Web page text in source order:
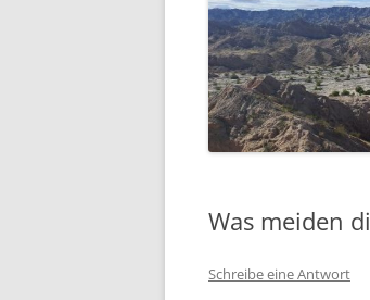
Was meiden
Schreibe eine Antwort